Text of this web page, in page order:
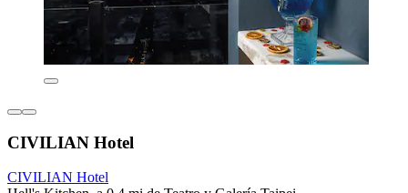
CIVILIAN Hotel
CIVILIAN Hotel